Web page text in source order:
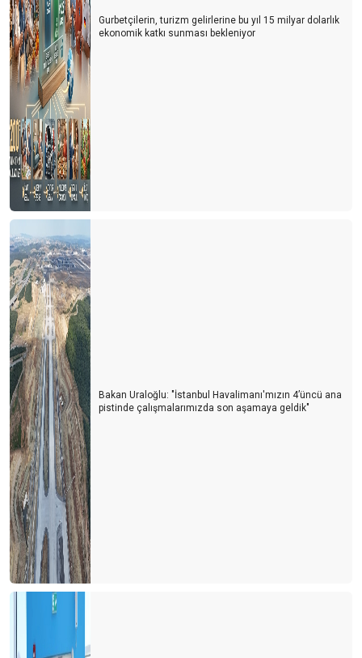
TURiST REHBERLiĞi YASASINDA SON RÖTUŞLAR…
KORONA'NIN KRONOLOJiSi
YENi REHBERLiK KANUNU HAKKINDA
Yeni Trend; “FLY & DRIVE”
SADECE BAŞLIK OKUYANLARDAN ÇEKTİĞİM…
TUR OPERATÖRLERİ PLATFORMU
ACENTACI SAKSIDA YETiŞMiYOR..!
ACENTA YOKSA REHBER DE YOK..!
TURİZMDE ELEMAN YOKTUR SATRANÇ TAŞLARI VARDIR...
ACENTALARI SİYASETE DAVET EDİYORUM
SİGARA YASAĞININ ARKASI GELİR Mİ?
Ortak kültür mirasımız; SAMATYA
TATiLCiLERiN YURTDIŞI TUR ŞiRKETLERiNE ÖDEDiĞi
PARALARININ AKIBETi NE OLACAK?
TÜRSAB BAŞKANI İLE TOPLANDIK
REHBER EŞLERİ
TURİZM BAKANI İLE TOPLANDIK
LÜKS RESTORAN KORKUSU NEDİR BİLİR MİSİNİZ..?
BOŞ BAKKAL…
AYASOFYA PAZAR GÜNLERi DE ORTODOKS HRiSTiYANLARIN
iBADETiNE AÇILIR MI?
Oteller umulandan erken açıldı. Ne diyeceksiniz?
Gurbetçilerin, turizm gelirlerine bu yıl 15 milyar dolarlık
ekonomik katkı sunması bekleniyor
Bakan Uraloğlu: "İstanbul Havalimanı'mızın 4’üncü ana
pistinde çalışmalarımızda son aşamaya geldik"